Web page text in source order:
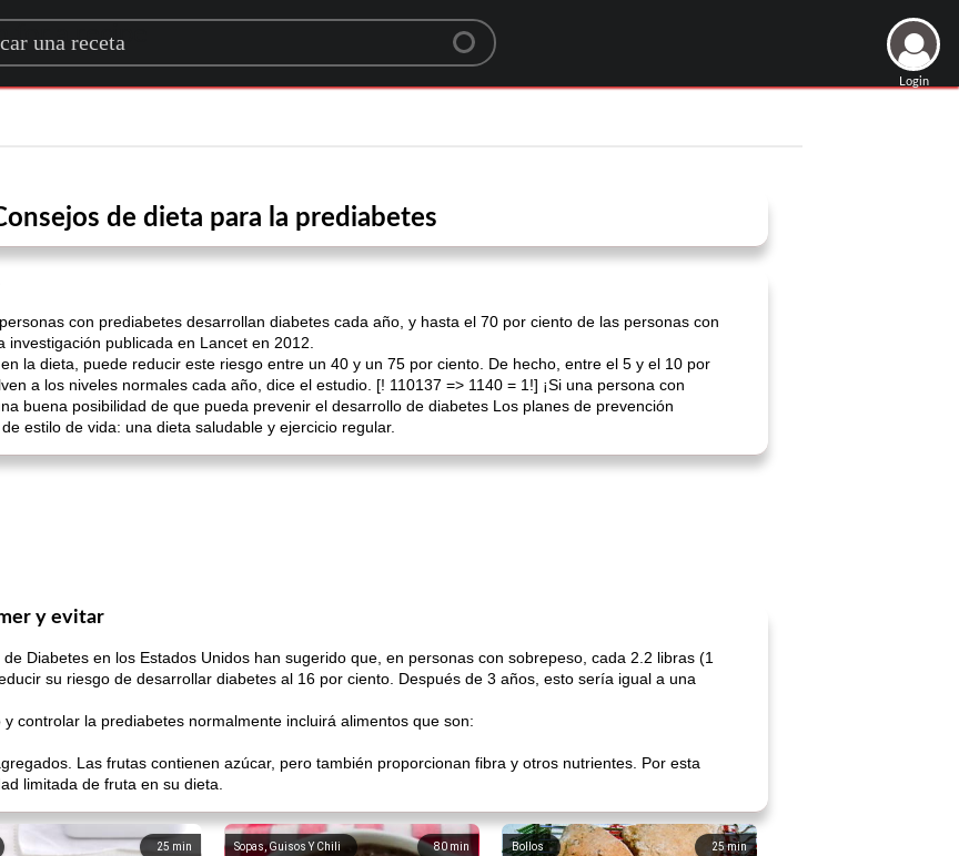
for a recipe
Login
de dieta para la prediabetes
con prediabetes desarrollan diabetes cada año, y hasta el 70 por ciento de las personas con
publicada en Lancet en 2012.
la dieta, puede reducir este riesgo entre un 40 y un 75 por ciento. De hecho, entre el 5 y el 10 por
a los niveles normales cada año, dice el estudio. [! 110137 => 1140 = 1!] ¡Si una persona con
buena posibilidad de que pueda prevenir el desarrollo de diabetes Los planes de prevención
estilo de vida: una dieta saludable y ejercicio regular.
y evitar
Diabetes en los Estados Unidos han sugerido que, en personas con sobrepeso, cada 2.2 libras (1
su riesgo de desarrollar diabetes al 16 por ciento. Después de 3 años, esto sería igual a una
controlar la prediabetes normalmente incluirá alimentos que son:
Las frutas contienen azúcar, pero también proporcionan fibra y otros nutrientes. Por esta
limitada de fruta en su dieta.
25 min 80 min
Sopas, Guisos Y Chili 25min
Bollos